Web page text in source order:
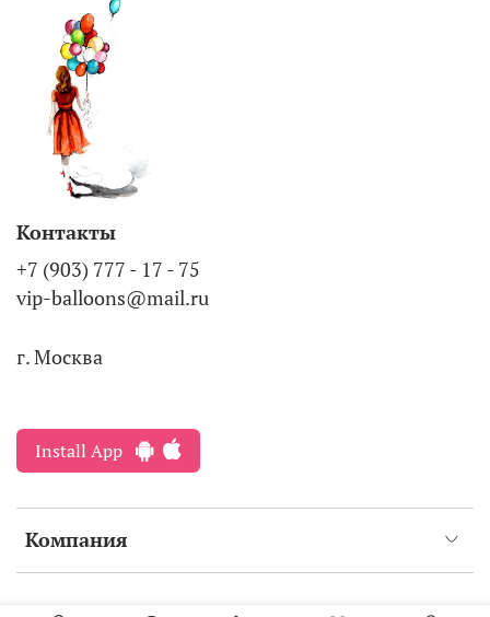
Компания
Контакты
+7 (903) 777 - 17 - 75
vip-balloons@mail.ru
г. Москва
Install App
Интернет-магазин создан на inSales